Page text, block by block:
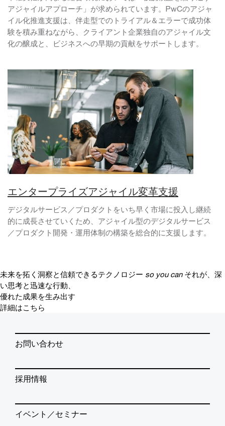
アジャイルアプローチ」が求められています。PwCのアジャ
イル化推進支援は、伴走型でのトライアル＆エラーで成功体
験を積み重ねながら、クライアント企業独自のアジャイル文
化の醸成と、ビジネスへの早期の貢献をサポートします。
エンタープライズアジャイル変革支援
デジタルサービス／プロダクトをいち早く市場に投入し継続
的に成長させていくため、アジャイル型のデジタルサービス
／プロダクト開発・運用体制の構築を総合的に支援します。
未来を拓く洞察と信頼できるテクノロジー so you can それが、深
い思考と迅速な行動、
優れた成果を生み出す
詳細はこちら
お問い合わせ
採用情報
イベント／セミナー